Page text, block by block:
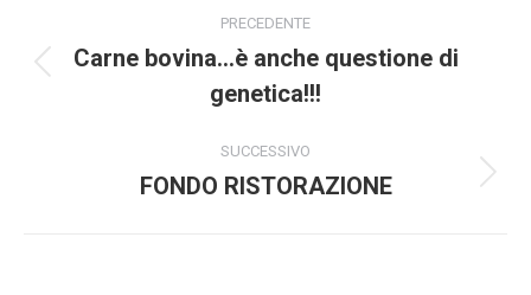
tra
PRECEDENTE
precedente:
Carne bovina…è anche questione di
genetica!!!
SUCCESSIVO
Prossimo
FONDO RISTORAZIONE